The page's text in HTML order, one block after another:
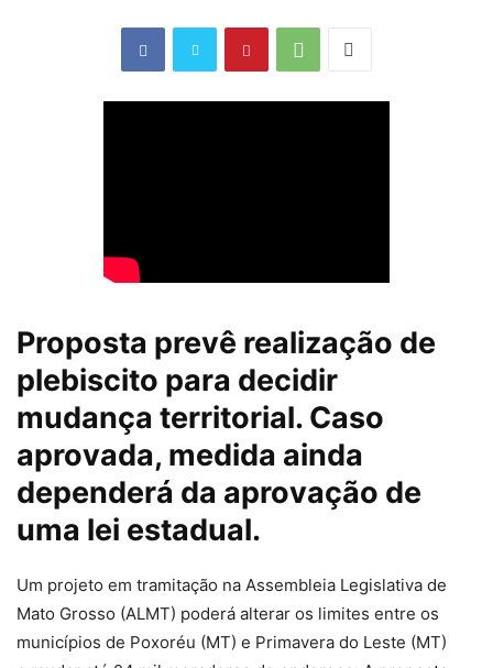
Proposta prevê realização de
plebiscito para decidir
mudança territorial. Caso
aprovada, medida ainda
dependerá da aprovação de
uma lei estadual.
Um projeto em tramitação na Assembleia Legislativa de
Mato Grosso (ALMT) poderá alterar os limites entre os
municípios de Poxoréu (MT) e Primavera do Leste (MT)